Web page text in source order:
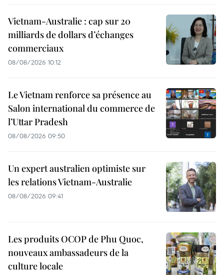
Vietnam-Australie : cap sur 20
milliards de dollars d’échanges
commerciaux
08/08/2026 10:12
Le Vietnam renforce sa présence au
Salon international du commerce de
l’Uttar Pradesh
08/08/2026 09:50
Un expert australien optimiste sur
les relations Vietnam-Australie
08/08/2026 09:41
Les produits OCOP de Phu Quoc,
nouveaux ambassadeurs de la
culture locale